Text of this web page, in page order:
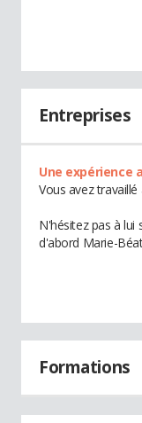
Entreprises
Une expérience
Vous avez
N'hésitez pas à lui
d'abord Marie-
Formations